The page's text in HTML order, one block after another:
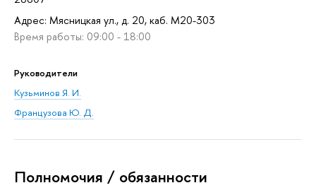
Адрес: Мясницкая ул., д. 20, каб. М20-303
Время работы: 09:00 - 18:00
Руководители
Кузьминов Я. И.
Французова Ю. Д.
Полномочия / обязанности